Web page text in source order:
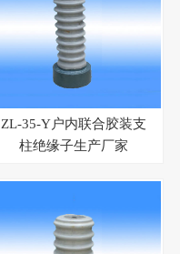
ZL-35-Y户内联合胶装支
柱绝缘子生产厂家